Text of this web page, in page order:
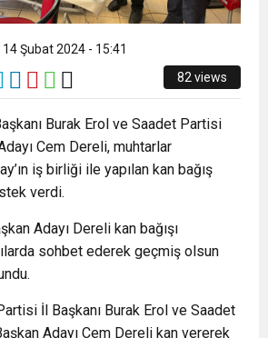
14 Şubat 2024 - 15:41
82 views
Burak Erol ve Saadet Partisi
Cem Dereli, muhtarlar
iş birliği ile yapılan kan bağış
verdi.
Adayı Dereli kan bağışı
sohbet ederek geçmiş olsun
İl Başkanı Burak Erol ve Saadet
Adayı Cem Dereli kan vererek